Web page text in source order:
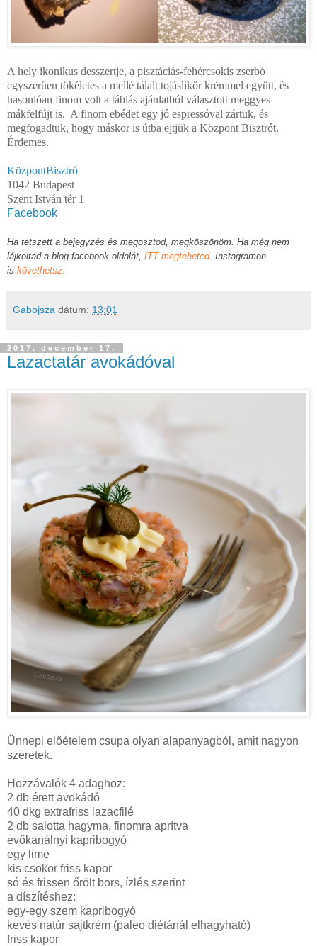
A hely ikonikus desszertje, a pisztáciás-fehércsokis zserbó
egyszerűen tökéletes a mellé tálalt tojáslikőr krémmel együtt, és
hasonlóan finom volt a táblás ajánlatból választott meggyes
mákfelfújt is. A finom ebédet egy jó espressóval zártuk, és
megfogadtuk, hogy máskor is útba ejtjük a Központ Bisztrót.
Érdemes.
KözpontBisztró
1042 Budapest
Szent István tér 1
Facebook
Ha tetszett a bejegyzés és megosztod, megköszönöm. Ha még nem
lájkoltad a blog facebook oldalát, ITT megteheted. Instagramon
is követhetsz.
Gabojsza dátum: 13:01
2017. december 17.
Lazactatár avokádóval
Ünnepi előételem csupa olyan alapanyagból, amit nagyon
szeretek.
Hozzávalók 4 adaghoz:
2 db érett avokádó
40 dkg extrafriss lazacfilé
2 db salotta hagyma, finomra aprítva
evőkanálnyi kapribogyó
egy lime
kis csokor friss kapor
só és frissen őrölt bors, ízlés szerint
a díszítéshez:
egy-egy szem kapribogyó
kevés natúr sajtkrém (paleo diétánál elhagyható)
friss kapor